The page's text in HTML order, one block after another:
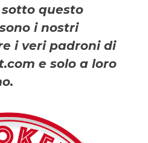
sotto questo
i nostri
i veri padroni di
e solo a loro